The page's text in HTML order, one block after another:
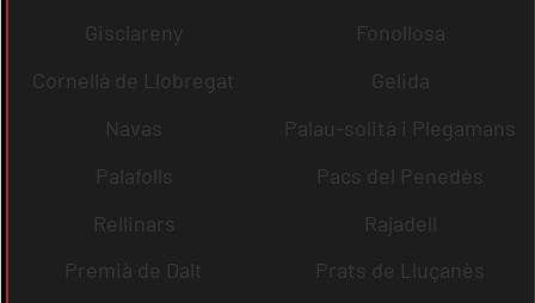
Gisclareny
Fonollosa
Cornellà de Llobregat
Gelida
Navas
Palau-solità i Plegamans
Palafolls
Pacs del Penedès
Rellinars
Rajadell
Premià de Dalt
Prats de Lluçanès